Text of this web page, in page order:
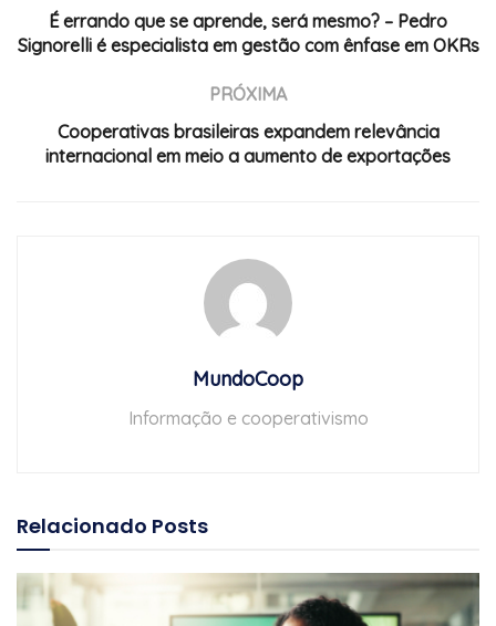
É errando que se aprende, será mesmo? – Pedro
Signorelli é especialista em gestão com ênfase em OKRs
PRÓXIMA
Cooperativas brasileiras expandem relevância
internacional em meio a aumento de exportações
MundoCoop
Informação e cooperativismo
Relacionado Posts